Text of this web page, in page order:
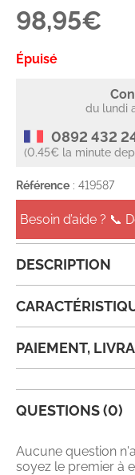
98,95€
Épuisé
du lundi
0892 432
(0.45€ la minute
Référence : 419587
Besoin d’aide ? 📞
DESCRIPTION
PAIEMENT,
QUESTIONS (0)
Aucune question
soyez le premier à